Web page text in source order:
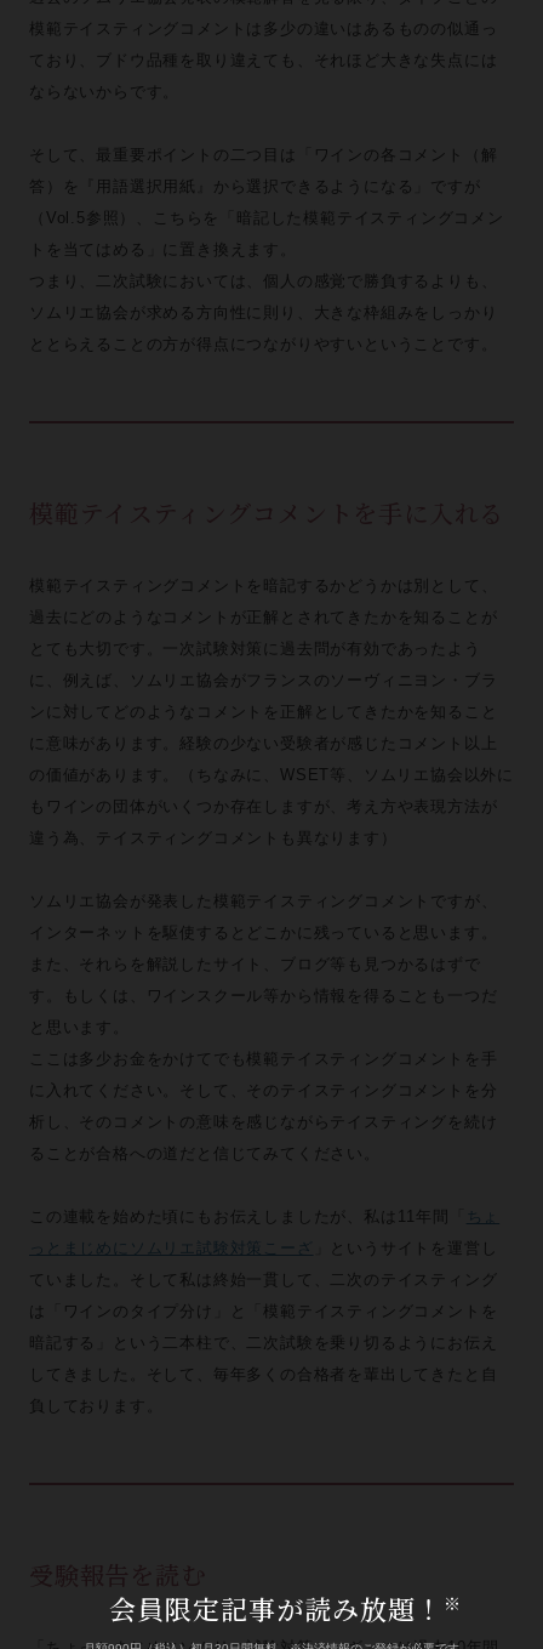
模範テイスティングコメントは多少の違いはあるものの似通っ
ており、ブドウ品種を取り違えても、それほど大きな失点には
ならないからです。
そして、最重要ポイントの二つ目は「ワインの各コメント（解
答）を『用語選択用紙』から選択できるようになる」ですが
（Vol.5参照）、こちらを「暗記した模範テイスティングコメン
トを当てはめる」に置き換えます。
つまり、二次試験においては、個人の感覚で勝負するよりも、
ソムリエ協会が求める方向性に則り、大きな枠組みをしっかり
ととらえることの方が得点につながりやすいということです。
模範テイスティングコメントを手に入れる
模範テイスティングコメントを暗記するかどうかは別として、
過去にどのようなコメントが正解とされてきたかを知ることが
とても大切です。一次試験対策に過去問が有効であったよう
に、例えば、ソムリエ協会がフランスのソーヴィニヨン・ブラ
ンに対してどのようなコメントを正解としてきたかを知ること
に意味があります。経験の少ない受験者が感じたコメント以上
の価値があります。（ちなみに、WSET等、ソムリエ協会以外に
もワインの団体がいくつか存在しますが、考え方や表現方法が
違う為、テイスティングコメントも異なります）
ソムリエ協会が発表した模範テイスティングコメントですが、
インターネットを駆使するとどこかに残っていると思います。
また、それらを解説したサイト、ブログ等も見つかるはずで
す。もしくは、ワインスクール等から情報を得ることも一つだ
と思います。
ここは多少お金をかけてでも模範テイスティングコメントを手
に入れてください。そして、そのテイスティングコメントを分
析し、そのコメントの意味を感じながらテイスティングを続け
ることが合格への道だと信じてみてください。
この連載を始めた頃にもお伝えしましたが、私は11年間「
ちょ
っとまじめにソムリエ試験対策こーざ
」というサイトを運営し
ていました。そして私は終始一貫して、二次のテイスティング
は「ワインのタイプ分け」と「模範テイスティングコメントを
暗記する」という二本柱で、二次試験を乗り切るようにお伝え
してきました。そして、毎年多くの合格者を輩出してきたと自
負しております。
受験報告を読む
会員限定記事が読み放題！ ※